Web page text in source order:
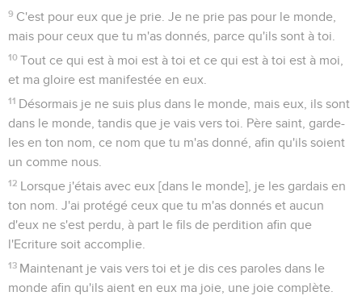
9 C'est pour eux que je prie. Je ne prie pas pour le monde,
mais pour ceux que tu m'as donnés, parce qu'ils sont à toi.
10 Tout ce qui est à moi est à toi et ce qui est à toi est à moi,
et ma gloire est manifestée en eux.
11 Désormais je ne suis plus dans le monde, mais eux, ils sont
dans le monde, tandis que je vais vers toi. Père saint, garde-
les en ton nom, ce nom que tu m'as donné, afin qu'ils soient
un comme nous.
12 Lorsque j'étais avec eux [dans le monde], je les gardais en
ton nom. J'ai protégé ceux que tu m'as donnés et aucun
d'eux ne s'est perdu, à part le fils de perdition afin que
l'Ecriture soit accomplie.
13 Maintenant je vais vers toi et je dis ces paroles dans le
monde afin qu'ils aient en eux ma joie, une joie complète.